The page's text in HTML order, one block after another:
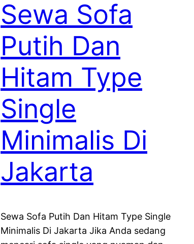
Sewa Sofa
Putih Dan
Hitam Type
Single
Minimalis Di
Jakarta
Sewa Sofa Putih Dan Hitam Type Single
Minimalis Di Jakarta Jika Anda sedang